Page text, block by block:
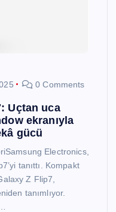
0 Comments
Uçtan uca
ekranıyla
gücü
Electronics,
tanıttı. Kompakt
Z Flip7,
tanımlıyor.